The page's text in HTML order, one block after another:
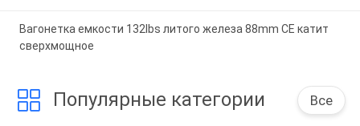
Вагонетка емкости 132lbs литого железа 88mm CE катит
сверхмощное
Популярные категории Все